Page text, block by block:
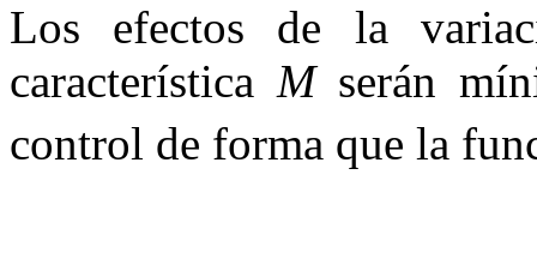
Los efectos de la
característica Mserán
control de forma que la